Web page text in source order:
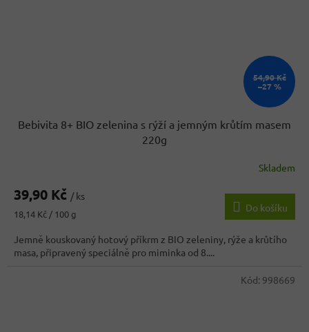
54,90 Kč
–27 %
Bebivita 8+ BIO zelenina s rýží a jemným krůtím masem
220g
Skladem
39,90 Kč / ks
Měrná
18,14 Kč / 100 g
Do košíku
Jemně kouskovaný hotový příkrm z BIO zeleniny, rýže a krůtího
masa, připravený speciálně pro miminka od 8....
Kód: 998669